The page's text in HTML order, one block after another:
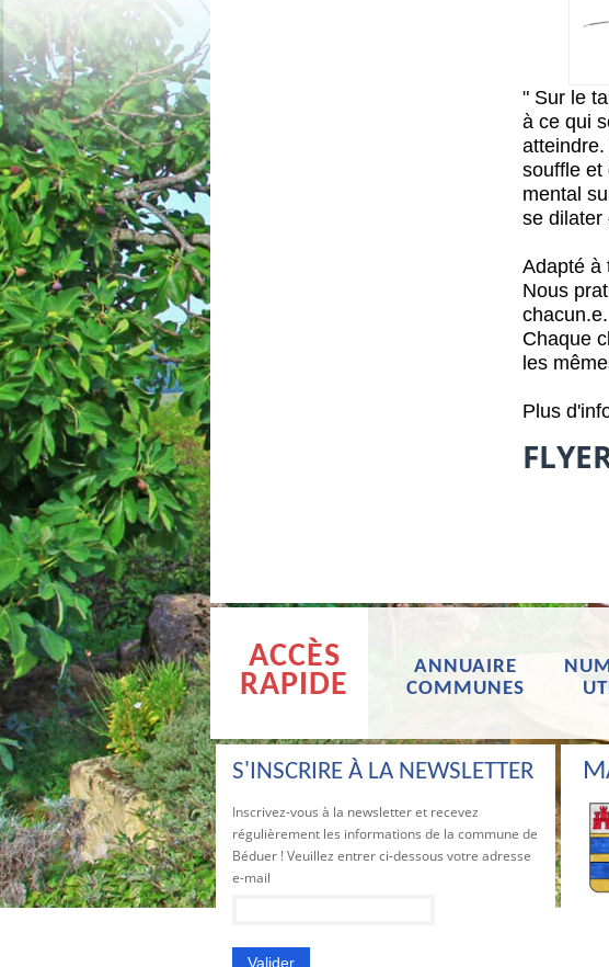
" Sur le
à ce qui
souffle et
mental
se dilater
Adaptéà
Nous
chacun.e.
Chaque
les
Plus
ACCÈS
RAPIDE
ANNUAIRE
COMMUNES
S'INSCRIRE À LA NEWSLETTER
Inscrivez-vous à la newsletter et recevez
régulièrement les informations de la commune de
Béduer ! Veuillez entrer ci-dessous votre adresse
e-mail